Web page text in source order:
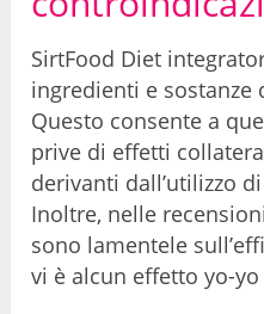
SirtFood Diet
ingredienti e sostanze
Questo consente a
prive di effetti
derivanti dall’utilizzo
Inoltre, nelle
sono lamentele
vi è alcun effetto yo-